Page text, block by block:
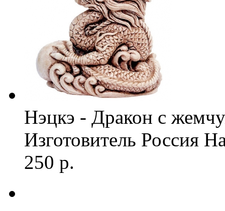
Нэцкэ - Дракон с
Изготовитель Россия
250 р.